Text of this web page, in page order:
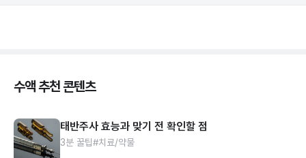
수액 추천 콘텐츠
태반주사 효능과 맞기 전 확인할 점
3분 꿀팁#치료/약물